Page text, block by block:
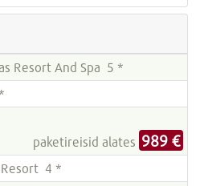
Resort And Spa 5 *
paketireisid alates 989 €
Resort 4 *